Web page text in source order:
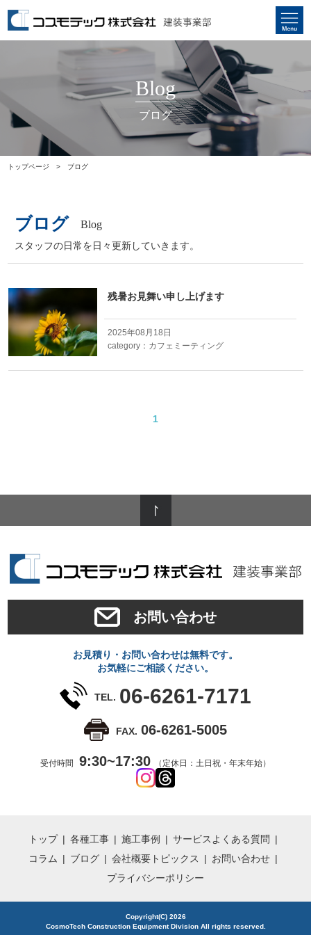
Blog
ブログ
トップページ ブログ
ブログ Blog
スタッフの日常を日々更新していきます。
残暑お見舞い申し上げます
2025年08月18日
category： カフェミーティング
1
お問い合わせ
お見積り・お問い合わせは無料です。
お気軽にご相談ください。
TEL. 06-6261-7171
FAX. 06-6261-5005
受付時間 9:30~17:30 （定休日：土日祝・年末年始）
トップ 各種工事 施工事例 サービス よくある質問
コラム
ブログ 会社概要 トピックス
お問い合わせ
プライバシーポリシー
Copyright(C) 2026
CosmoTech Construction Equipment Division All rights reserved.